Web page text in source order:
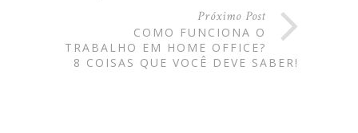
Próximo Post
COMO FUNCIONA O
TRABALHO EM HOME OFFICE?
8 COISAS QUE VOCÊ DEVE SABER!